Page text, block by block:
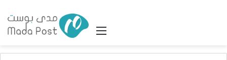
القائمة